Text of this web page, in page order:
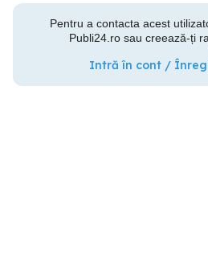
Pentru a contacta acest
Publi24.ro sau creează-ți
Intră în cont /